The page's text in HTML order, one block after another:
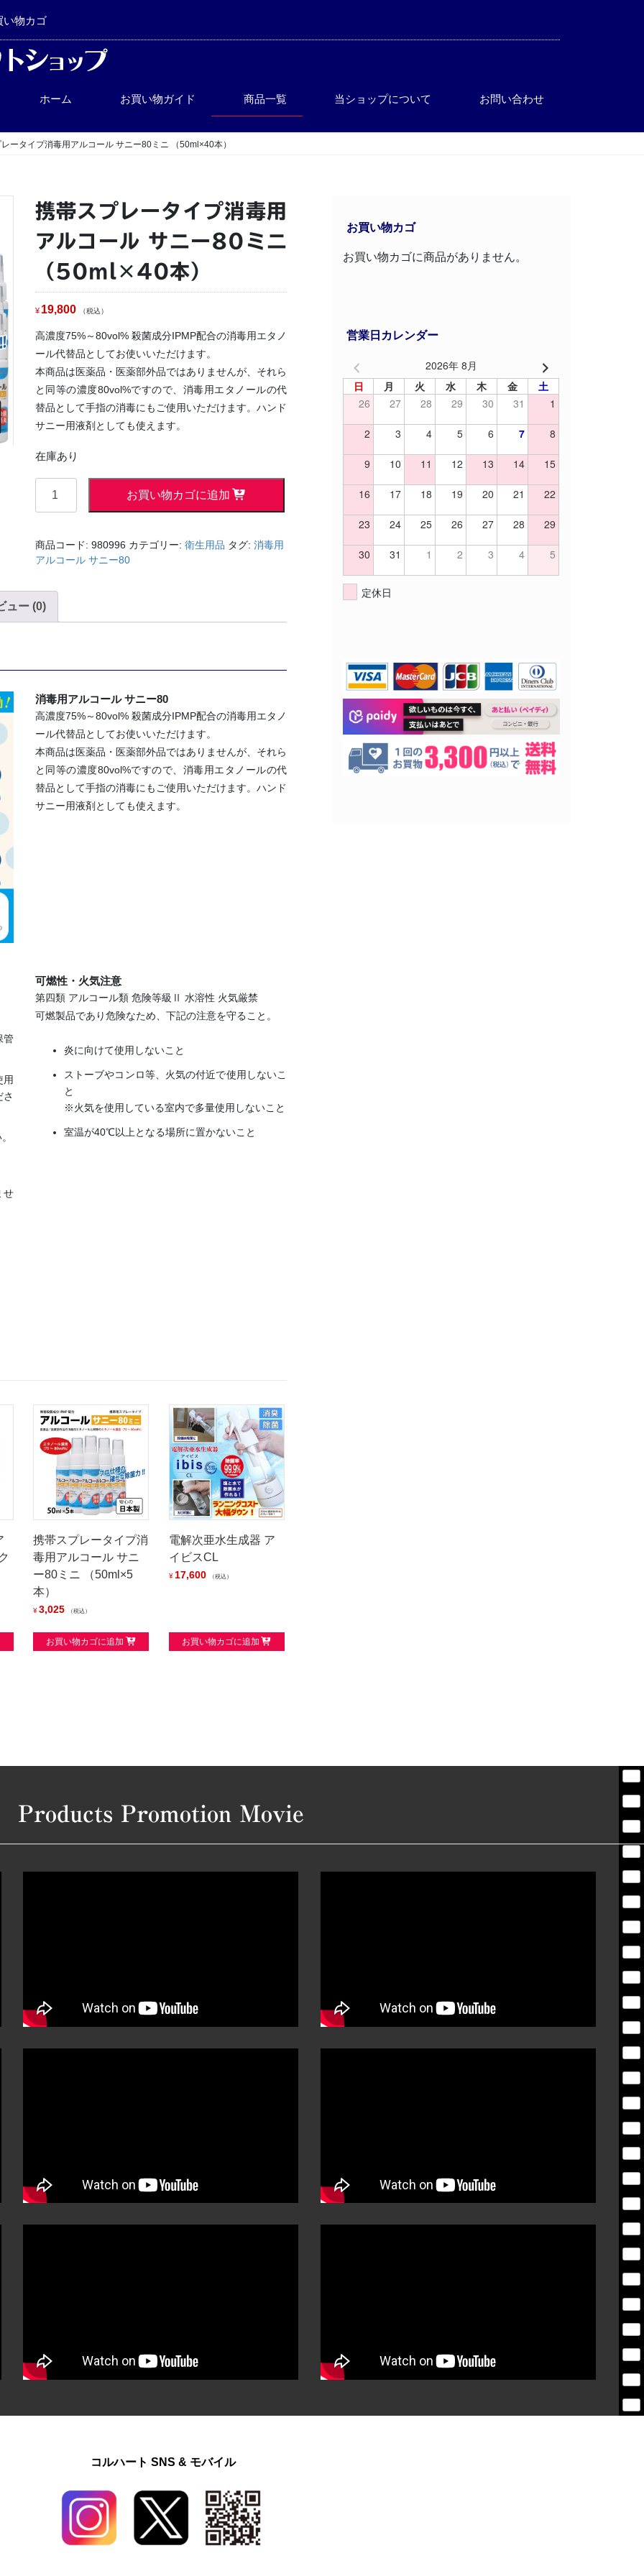
い物カゴ
ホーム お買い物ガイド 商品一覧 当ショップについて お問い合わせ
ータイプ消毒用アルコール サニー80ミニ （50ml×40本）
携帯スプレータイプ消毒用
アルコール サニー80ミニ
（50ml×40本）
¥ 19,800 税込
高濃度75%～80vol% 殺菌成分IPMP配合の消毒用エタノ
ール代替品としてお使いいただけます。
本商品は医薬品・医薬部外品ではありませんが、それら
と同等の濃度80vol%ですので、消毒用エタノールの代
替品として手指の消毒にもご使用いただけます。ハンド
サニー用液剤としても使えます。
在庫あり
プ
レ
タ
イ
プ
ア
ル
ー
サ
ニ
ー
お買い物カゴに追加
商品コード: 980996 カテゴリー: 衛生用品 タグ: 消毒用
アルコール サニー80
ュー (0)
消毒用アルコール サニー80
高濃度75%～80vol% 殺菌成分IPMP配合の消毒用エタノ
ール代替品としてお使いいただけます。
本商品は医薬品・医薬部外品ではありませんが、それら
と同等の濃度80vol%ですので、消毒用エタノールの代
替品として手指の消毒にもご使用いただけます。ハンド
サニー用液剤としても使えます。
管
用
せ
可燃性・火気注意
第四類 アルコール類 危険等級Ⅱ 水溶性 火気厳禁
可燃製品であり危険なため、下記の注意を守ること。
炎に向けて使用しないこと
ストーブやコンロ等、火気の付近で使用しないこ
と
※火気を使用している室内で多量使用しないこと
室温が40℃以上となる場所に置かないこと
携帯スプレータイプ消
毒用アルコール サニ
ー80ミニ （50ml×5
本）
¥ 3,025 税込
お買い物カゴに追加
電解次亜水生成器 ア
イビスCL
¥17,600 税込
お買い物カゴに追加
お買い物カゴ
お買い物カゴに商品がありません。
営業日カレンダー
2026年 8月
日
月 火 水 木 金
土
26
27 28 29 30 31 1
2 3 4 5 6 7 8
9 10 11 12 13 14 15
16 17 18 19 20 21 22
23 24 25 26 27 28 29
30 31 1 2 3 4 5
定休日
Products Promotion Movie
コルハート SNS & モバイル